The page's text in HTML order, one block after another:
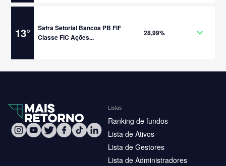
13°
Safra Setorial Bancos PB FIF
Classe FIC Ações...
28,99%
Listas
Ranking de fundos
Lista de Ativos
Lista de Gestores
Lista de Administradores